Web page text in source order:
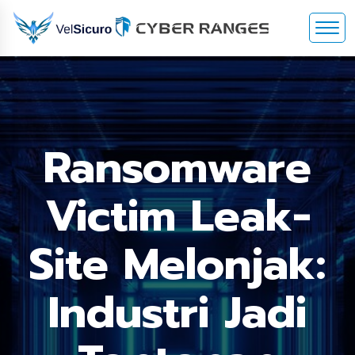
Ransomware
Victim Leak-
Site Melonjak:
Industri Jadi